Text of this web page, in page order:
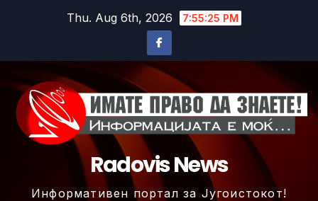
Thu. Aug 6th, 2026 7:55:28 PM
Radovis News
Информативен портал за Југоистокот!